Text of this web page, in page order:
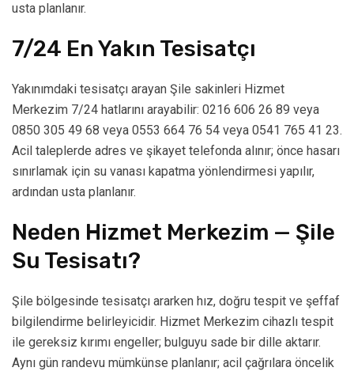
usta planlanır.
7/24 En Yakın Tesisatçı
Yakınımdaki tesisatçı arayan Şile sakinleri Hizmet
Merkezim 7/24 hatlarını arayabilir: 0216 606 26 89 veya
0850 305 49 68 veya 0553 664 76 54 veya 0541 765 41 23.
Acil taleplerde adres ve şikayet telefonda alınır; önce hasarı
sınırlamak için su vanası kapatma yönlendirmesi yapılır,
ardından usta planlanır.
Neden Hizmet Merkezim — Şile
Su Tesisatı?
Şile bölgesinde tesisatçı ararken hız, doğru tespit ve şeffaf
bilgilendirme belirleyicidir. Hizmet Merkezim cihazlı tespit
ile gereksiz kırımı engeller; bulguyu sade bir dille aktarır.
Aynı gün randevu mümkünse planlanır; acil çağrılara öncelik